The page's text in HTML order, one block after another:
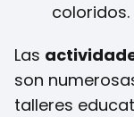
coloridos.
Las
son
talleres